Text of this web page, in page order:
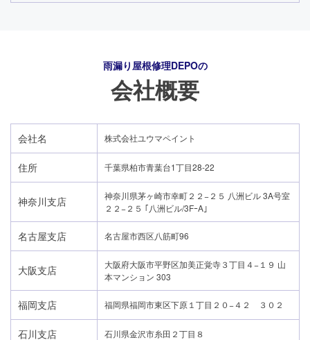
24時間365日対応
050-1883-0629
雨漏り屋根修理DEPOの
会社概要
会社名 株式会社ユウマペイント
住所 千葉県柏市青葉台1丁目28-22
神奈川支店
神奈川県茅ヶ崎市幸町２２−２５ 八洲ビル 3A号室
２２−２５ ｢八洲ビル/3FｰA｣
名古屋支店 名古屋市西区八筋町96
大阪支店
大阪府大阪市平野区加美正覚寺３丁目４−１９ 山
本マンション 303
福岡支店 福岡県福岡市東区下原１丁目２０−４２ ３０２
石川支店 石川県金沢市糸田２丁目８